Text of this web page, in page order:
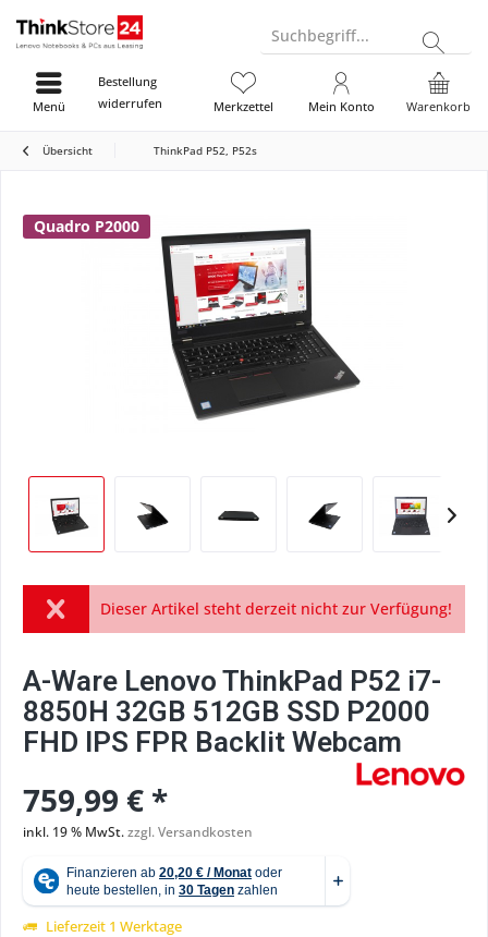
Suchbegriff...
Bestellung
widerrufen
Warenkorb
Merkzettel Mein Konto
Menü
Übersicht ThinkPad P52, P52s
Quadro P2000
Dieser Artikel steht derzeit nicht zur Verfügung!
A-Ware Lenovo ThinkPad P52 i7-
8850H 32GB 512GB SSD P2000
FHD IPS FPR Backlit Webcam
759,99 € *
inkl. 19 % MwSt.zzgl. Versandkosten
Lieferzeit 1 Werktage